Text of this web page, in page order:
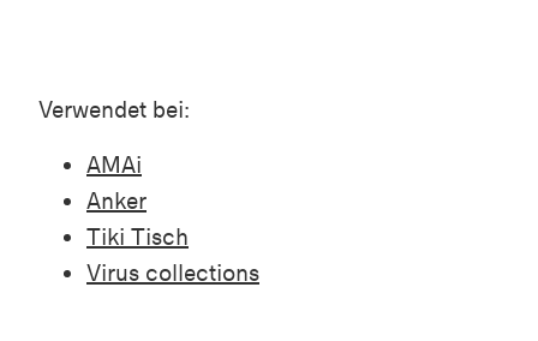
Verwendet bei:
AMAi
Anker
Tiki Tisch
Virus collections